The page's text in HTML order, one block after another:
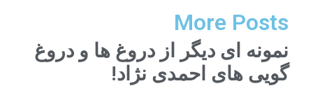
More Posts
نمونه ای دیگر از دروغ ها و دروغ
گویی های احمدی نژاد!